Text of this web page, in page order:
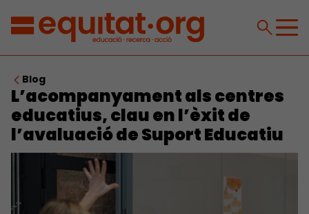
Blog
L’acompanyament als centres
educatius, clau en l’èxit de
l’avaluació de Suport Educatiu